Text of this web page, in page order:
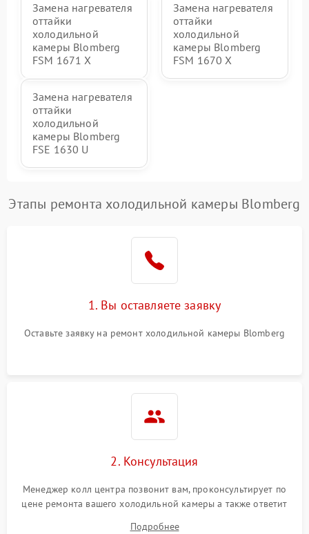
Замена нагревателя
оттайки
холодильной
камеры Blomberg
FSM 1671 X
Замена нагревателя
оттайки
холодильной
камеры Blomberg
FSM 1670 X
Замена нагревателя
оттайки
холодильной
камеры Blomberg
FSE 1630 U
Этапы ремонта холодильной камеры Blomberg
1. Вы оставляете заявку
Оставьте заявку на ремонт холодильной камеры Blomberg
2. Консультация
Менеджер колл центра позвонит вам, проконсультирует по
цене ремонта вашего холодильной камеры а также ответит
Подробнее